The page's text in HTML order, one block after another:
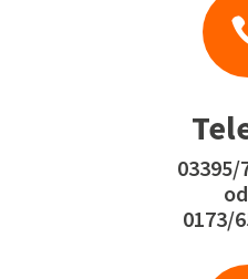
03395/
0173/